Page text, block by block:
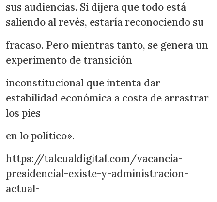
sus audiencias. Si dijera que todo está
saliendo al revés, estaría reconociendo su
fracaso. Pero mientras tanto, se genera un
experimento de transición
inconstitucional que intenta dar
estabilidad económica a costa de arrastrar
los pies
en lo político».
https://talcualdigital.com/vacancia-
presidencial-existe-y-administracion-
actual-